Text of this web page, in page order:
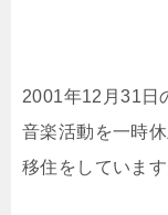
2001年12月31日
音楽活動を一時
移住をしています